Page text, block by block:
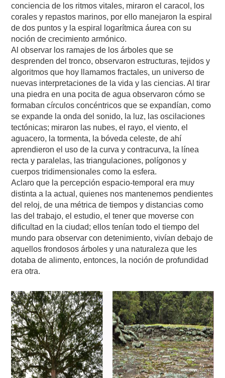
conciencia de los ritmos vitales, miraron el caracol, los
corales y repastos marinos, por ello manejaron la espiral
de dos puntos y la espiral logarítmica áurea con su
noción de crecimiento armónico.
Al observar los ramajes de los árboles que se
desprenden del tronco, observaron estructuras, tejidos y
algoritmos que hoy llamamos fractales, un universo de
nuevas interpretaciones de la vida y las ciencias. Al tirar
una piedra en una pocita de agua observaron cómo se
formaban círculos concéntricos que se expandían, como
se expande la onda del sonido, la luz, las oscilaciones
tectónicas; miraron las nubes, el rayo, el viento, el
aguacero, la tormenta, la bóveda celeste, de ahí
aprendieron el uso de la curva y contracurva, la línea
recta y paralelas, las triangulaciones, polígonos y
cuerpos tridimensionales como la esfera.
Aclaro que la percepción espacio-temporal era muy
distinta a la actual, quienes nos mantenemos pendientes
del reloj, de una métrica de tiempos y distancias como
las del trabajo, el estudio, el tener que moverse con
dificultad en la ciudad; ellos tenían todo el tiempo del
mundo para observar con detenimiento, vivían debajo de
aquellos frondosos árboles y una naturaleza que les
dotaba de alimento, entonces, la noción de profundidad
era otra.